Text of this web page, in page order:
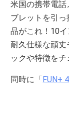
米国の携帯電
ブレットを引
品がこれ！10
耐久仕様な頑丈
ックや特徴をチ
同時に「 FUN+